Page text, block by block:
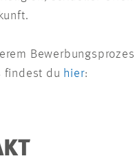
findest du hier: